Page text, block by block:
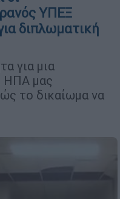
ΥΠΕΞ
διπλωματική
για μια
ΗΠΑ μας
το δικαίωμα να